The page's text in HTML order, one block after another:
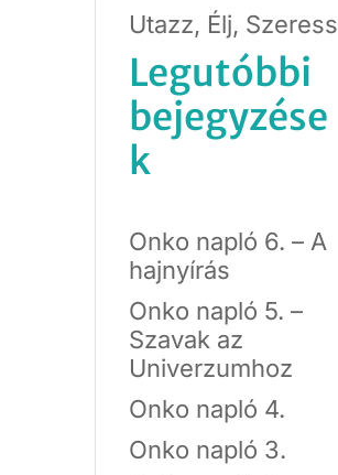
Utazz, Élj, Szeress
Legutóbbi
bejegyzése
k
Onko napló 6. – A
hajnyírás
Onko napló 5. –
Szavak az
Univerzumhoz
Onko napló 4.
Onko napló 3.